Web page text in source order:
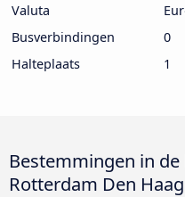
Valuta
Busverbindingen
0
Halteplaats
1
Bestemmingen in
Rotterdam Den Haag